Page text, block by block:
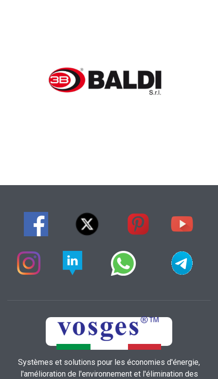
Systèmes et solutions pour les économies d'énergie,
l'amélioration de l'environnement et l'élimination des